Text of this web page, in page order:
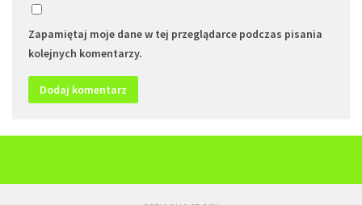
Zapamiętaj moje dane w tej przeglądarce podczas pisania
kolejnych komentarzy.